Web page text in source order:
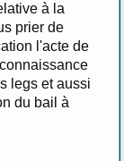
à la
prier de
l'acte de
legs et aussi
du bail à